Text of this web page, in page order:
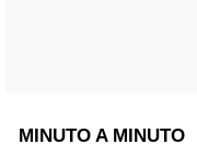
MINUTO A MINUTO